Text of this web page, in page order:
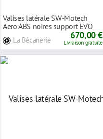
Valises latérale SW-Motech
Aero ABS noires support EVO
La Bécanerie 670,00 €
Livraison gratuite